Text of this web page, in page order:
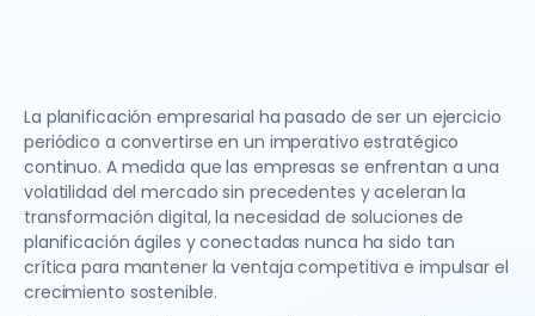
La planificación empresarial ha pasado de ser un ejercicio
periódico a convertirse en un imperativo estratégico
continuo. A medida que las empresas se enfrentan a una
volatilidad del mercado sin precedentes y aceleran la
transformación digital, la necesidad de soluciones de
planificación ágiles y conectadas nunca ha sido tan
crítica para mantener la ventaja competitiva e impulsar el
crecimiento sostenible.